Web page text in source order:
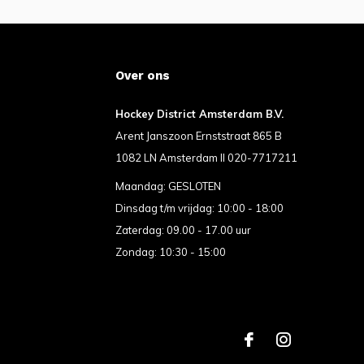
Over ons
Hockey District Amsterdam B.V.
Arent Janszoon Ernststraat 865 B
1082 LN Amsterdam II 020-7717211
Maandag: GESLOTEN
Dinsdag t/m vrijdag: 10:00 - 18:00
Zaterdag: 09.00 - 17.00 uur
Zondag: 10:30 - 15:00